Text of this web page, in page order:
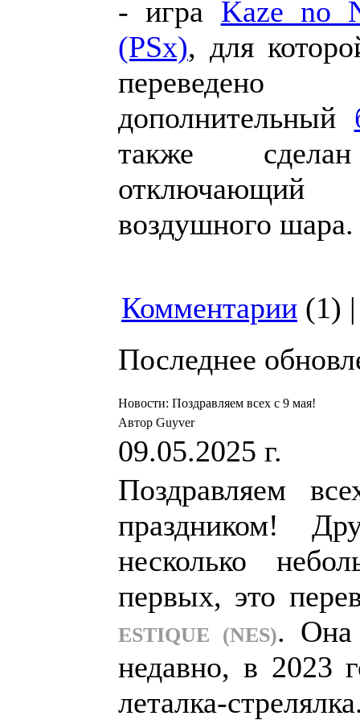
- игра Kaze no
(PSx), для
дополнительный
также
отключающий
воздушного
Комментарии (1)
Последнее
Новости: Поздравляем всех с 9 мая!
Автор Guyver
09.05.2025 г.
Поздравляем
праздником!
несколько
первых, это
ESTIQUE (NES). Она
недавно, в 2023
леталка-